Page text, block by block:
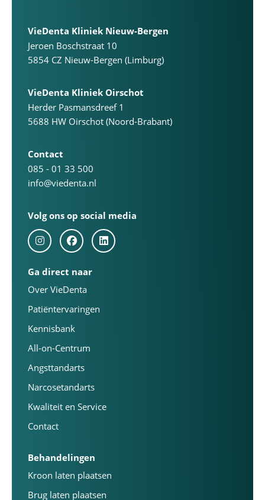
VieDenta Kliniek Nieuw-Bergen
Jeroen Boschstraat 10
5854 CZ Nieuw-Bergen (Limburg)
VieDenta Kliniek Oirschot
Herder Pasmansdreef 1
5688 HW Oirschot (Noord-Brabant)
Contact
085 - 01 33 500
info@viedenta.nl
Volg ons op social media
Ga direct naar
Over VieDenta
Patiëntervaringen
Kennisbank
All-on-Centrum
Angsttandarts
Narcosetandarts
Kwaliteit en Service
Contact
Behandelingen
Kroon laten plaatsen
Brug laten plaatsen